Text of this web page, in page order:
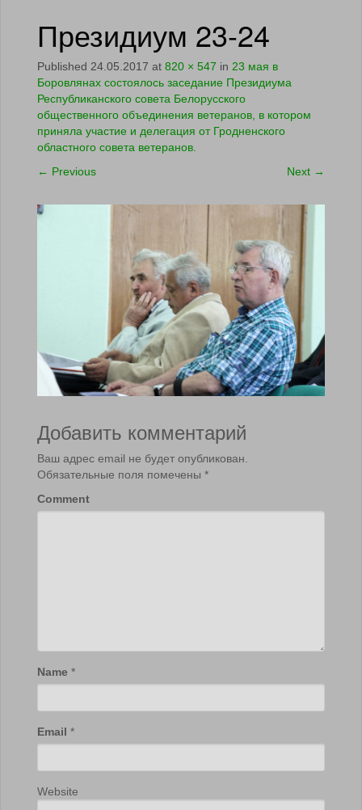
Президиум 23-24
Published 24.05.2017 at 820 × 547 in 23 мая в
Боровлянах состоялось заседание Президиума
Республиканского совета Белорусского
общественного объединения ветеранов, в котором
приняла участие и делегация от Гродненского
областного совета ветеранов.
← Previous Next →
Добавить комментарий
Ваш адрес email не будет опубликован.
Обязательные поля помечены *
Comment
Name *
Email *
Website